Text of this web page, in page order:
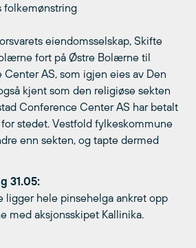
folkemønstring
eiendomsselskap, Skifte
fort på Østre Bolærne til
AS, som igjen eies av Den
kjent som den religiøse sekten
Conference Center AS har betalt
stedet. Vestfold fylkeskommune
enn sekten, og tapte dermed
31.05:
ligger hele pinsehelga ankret opp
med aksjonsskipet Kallinika.